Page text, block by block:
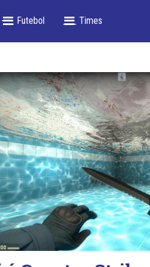
-- _ Futebol ___ Times